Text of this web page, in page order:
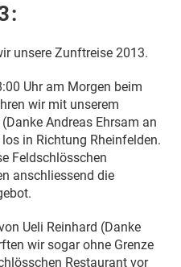
unsere Zunftreise 2013.
Uhr am Morgen beim
wir mit unserem
Andreas Ehrsam an
in Richtung Rheinfelden.
Feldschlösschen
anschliessend die
Ueli Reinhard (Danke
wir sogar ohne Grenze
Restaurant vor